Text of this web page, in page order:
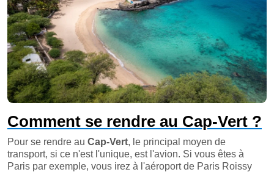
Comment se rendre au Cap-Vert ?
Pour se rendre au Cap-Vert, le principal moyen de
transport, si ce n'est l'unique, est l'avion. Si vous êtes à
Paris par exemple, vous irez à l'aéroport de Paris Roissy